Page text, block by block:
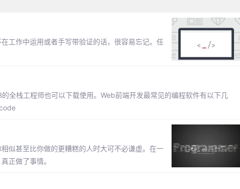
工作中运用或者手写带验证的话，很容易忘记。任
全栈工程师也可以下载使用。Web前端开发最常见的编程软件有以下几
似甚至比你做的更糟糕的人时大可不必谦虚。在一
正做了事情。